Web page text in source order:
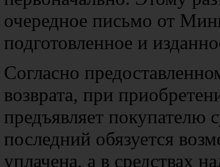
очередное письмо от
подготовленное и
Согласно
возврата, при
предъявляет
последний обязуется
уплачена, а в средствах